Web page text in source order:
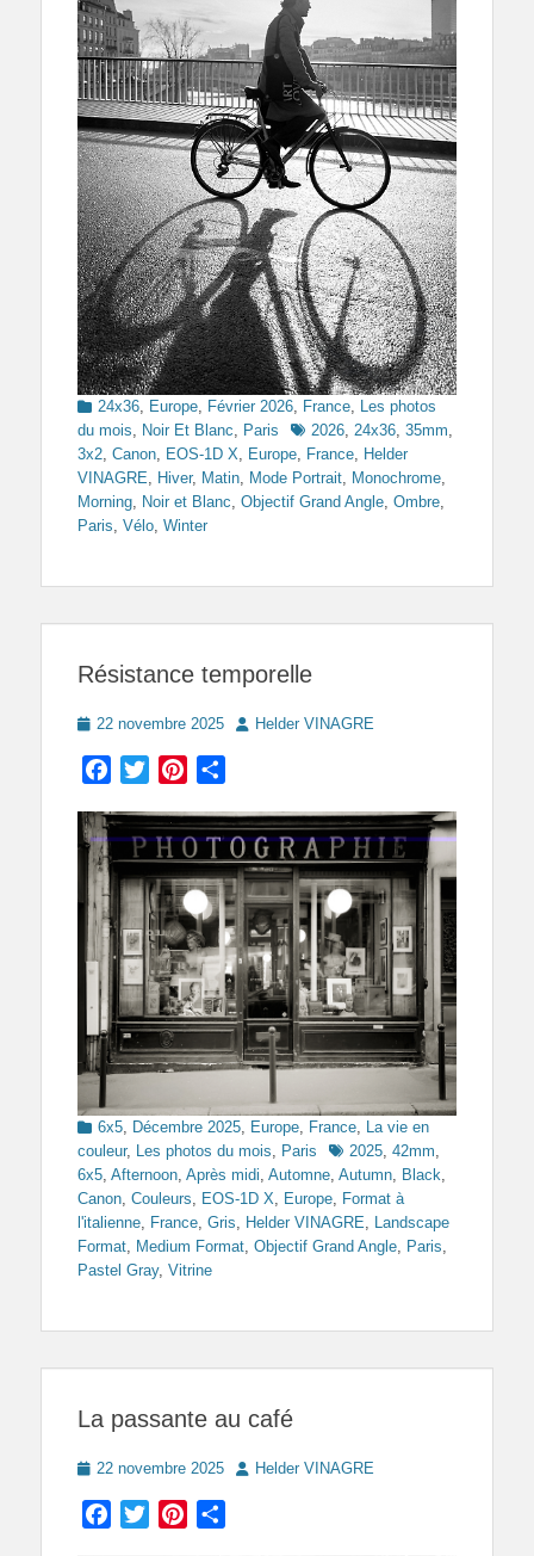
Categories
24x36, Europe, Février 2026, France, Les photos
du mois, Noir Et Blanc, Paris Tags2026, 24x36, 35mm,
3x2, Canon, EOS-1D X, Europe, France, Helder
VINAGRE, Hiver, Matin, Mode Portrait, Monochrome,
Morning, Noir et Blanc, Objectif Grand Angle, Ombre,
Paris, Vélo, Winter
Résistance temporelle
Posted
22 novembre 2025 AuthorHelder VINAGRE
Facebook
TwitterPinterest
Categories
6x5 Décembre 2025 Europe France La vie en
couleur, Les photos du mois Paris Tags2025 42mm
6x5 Afternoon Après midi Automne Autumn Black
Canon Couleurs EOS-1D X Europe Format à
l'italienne France Gris Helder VINAGRE
Landscape
Format Medium Format Objectif Grand Angle Paris
Pastel Gray, Vitrine
La passante au café
Posted
22 novembre 2025 AuthorHelder VINAGRE
Facebook
TwitterPinterest